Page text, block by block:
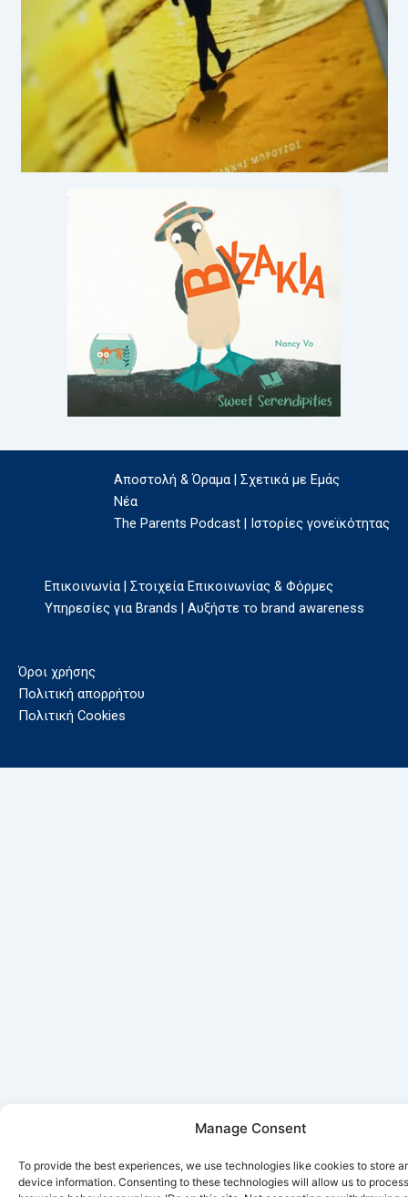
Manage Consent
To provide the best experiences, we use technologies like cookies to store
device information. Consenting to these technologies will allow us to
Αποστολή & Όραμα | Σχετικά με Εμάς
Νέα
The Parents Podcast | Ιστορίες γονεϊκότητας
Επικοινωνία | Στοιχεία Επικοινωνίας & Φόρμες
Υπηρεσίες για Brands | Αυξήστε το brand awareness
Όροι χρήσης
Πολιτική απορρήτου
Πολιτική Cookies